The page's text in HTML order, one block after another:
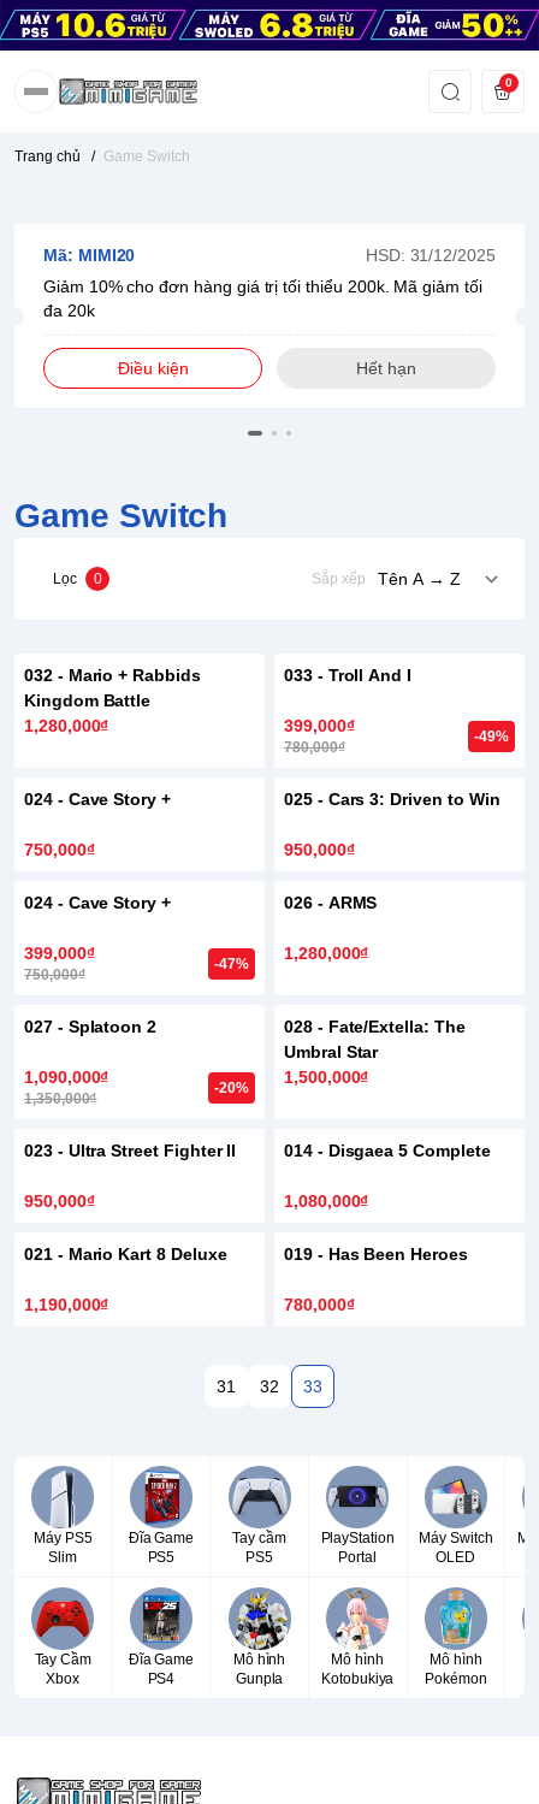
0
Trang chủ / Game Switch
Mã: MIMI20
HSD: 31/12/2025
Giảm 10% cho đơn hàng giá trị tối thiểu 200k. Mã giảm tối
đa 20k
Điều kiện Hết hạn
Game Switch
Lọc 0 Sắp xếp
032 - Mario + Rabbids
Kingdom Battle
1,280,000₫
033 - Troll And I
399,000₫
780,000₫
-49%
024 - Cave Story +
750,000₫
025 - Cars 3: Driven to Win
950,000₫
024 - Cave Story +
399,000₫
750,000₫
-47%
026 - ARMS
1,280,000₫
027 - Splatoon 2
1,090,000₫
1,350,000₫
-20%
028 - Fate/Extella: The
Umbral Star
1,500,000₫
023 - Ultra Street Fighter II
950,000₫
014 - Disgaea 5 Complete
1,080,000₫
021 - Mario Kart 8 Deluxe
1,190,000₫
019 - Has Been Heroes
780,000₫
31 32 33
Máy PS5
Slim
Đĩa Game
PS5
Tay cầm
PS5
PlayStation
Portal
Máy Switch
OLED
Tay Cầm
Xbox
Đĩa Game
PS4
Mô hình
Gunpla
Mô hình
Kotobukiya
Mô hình
Pokémon